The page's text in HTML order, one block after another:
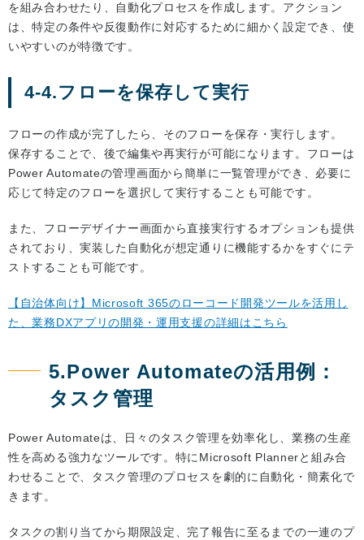
を組み合わせたり、自動化プロセスを作成します。アクション
は、特定の条件や反復動作に対応するために細かく設定でき、使
いやすいのが特徴です。
4-4.フローを保存して実行
フローの作成が完了したら、そのフローを保存・実行します。
保存することで、後で編集や再実行が可能になります。フローは
Power Automateの管理画面から簡単に一覧管理ができ、必要に
応じて特定のフローを選択して実行することも可能です。
また、フローデザイナー画面から直接実行するオプションも提供
されており、実装した自動化が想定通りに機能するかをすぐにテ
ストすることも可能です。
【自治体向け】Microsoft 365のローコード開発ツールを活用し
た、業務DXアプリの開発・運用支援の詳細はこちら
5.Power Automateの活用例：
タスク管理
Power Automateは、日々のタスク管理を効率化し、業務の生産
性を高める強力なツールです。特にMicrosoft Plannerと組み合
わせることで、タスク管理のプロセスを劇的に自動化・簡素化で
きます。
タスクの割り当てから期限設定、完了報告に至るまでの一連のプ